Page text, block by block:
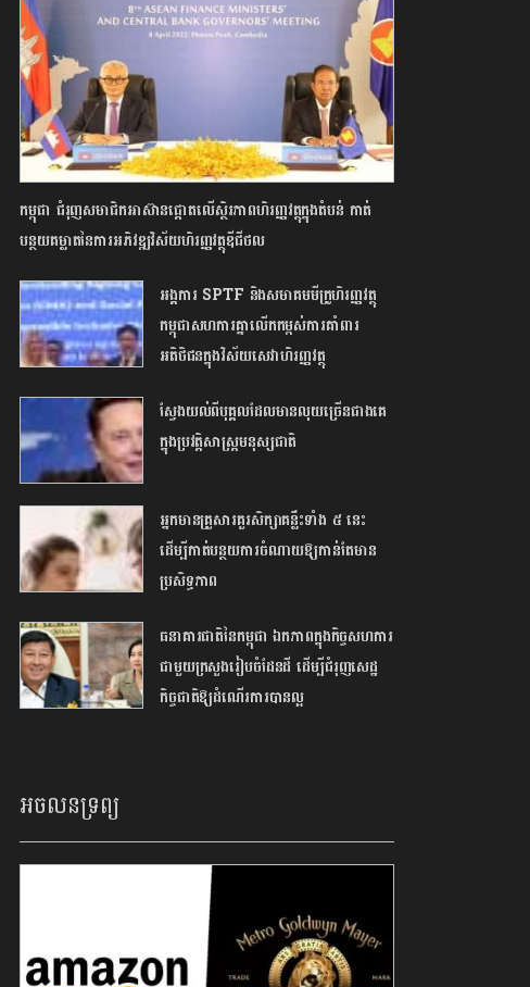
កម្ពុជា ជំរុញសមាជិកអាស៊ានផ្តោតលើស្ថិរភាពហិរញ្ញវត្ថុក្នុងតំបន់ កាត់
បន្ថយគម្លាតនៃការអភិវឌ្ឍវិស័យហិរញ្ញវត្ថុឌីជីថល
អង្គការ SPTF និងសមាគមមីក្រូហិរញ្ញវត្ថុ
កម្ពុជាសហការគ្នាលើកកម្ពស់ការគាំពារ
អតិថិជនក្នុងវិស័យសេវាហិរញ្ញវត្ថុ
ស្វែងយល់ពីបុគ្គលដែលមានលុយច្រើនជាងគេ
ក្នុងប្រវត្តិសាស្រ្តមនុស្សជាតិ
អ្នកមានគ្រួសារគួរសិក្សាគន្លឹះទាំង ៥ នេះ
ដើម្បីកាត់បន្ថយការចំណាយឱ្យកាន់តែមាន
ប្រសិទ្ធភាព
ធនាគារជាតិនៃកម្ពុជា ឯកភាពក្នុងកិច្ចសហការ
ជាមួយក្រសួងរៀបចំដែនដី ដើម្បីជំរុ​ញ​សេ​​​ដ្ឋ​​
កិច្ច​ជាតិឱ្យដំណើរការបានល្អ
អចលនទ្រព្យ